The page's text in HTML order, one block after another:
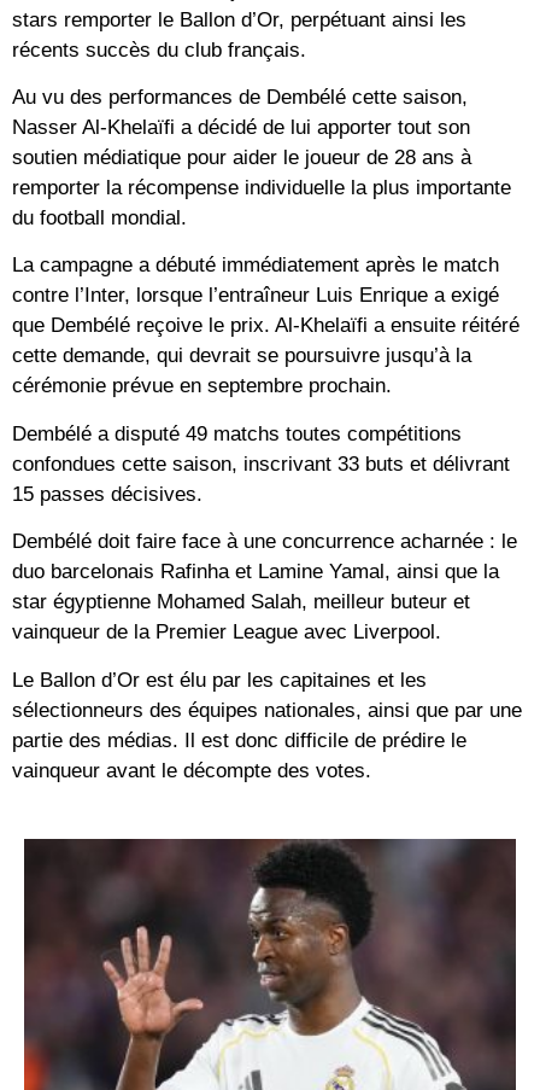
stars remporter le Ballon d’Or, perpétuant ainsi les
récents succès du club français.
Au vu des performances de Dembélé cette saison,
Nasser Al-Khelaïfi a décidé de lui apporter tout son
soutien médiatique pour aider le joueur de 28 ans à
remporter la récompense individuelle la plus importante
du football mondial.
La campagne a débuté immédiatement après le match
contre l’Inter, lorsque l’entraîneur Luis Enrique a exigé
que Dembélé reçoive le prix. Al-Khelaïfi a ensuite réitéré
cette demande, qui devrait se poursuivre jusqu’à la
cérémonie prévue en septembre prochain.
Dembélé a disputé 49 matchs toutes compétitions
confondues cette saison, inscrivant 33 buts et délivrant
15 passes décisives.
Dembélé doit faire face à une concurrence acharnée : le
duo barcelonais Rafinha et Lamine Yamal, ainsi que la
star égyptienne Mohamed Salah, meilleur buteur et
vainqueur de la Premier League avec Liverpool.
Le Ballon d’Or est élu par les capitaines et les
sélectionneurs des équipes nationales, ainsi que par une
partie des médias. Il est donc difficile de prédire le
vainqueur avant le décompte des votes.